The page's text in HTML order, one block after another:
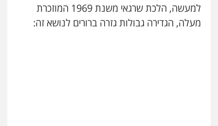
למעשה, הלכת שרגאי משנת 1969 המוזכרת
מעלה, הגדירה גבולות גזרה ברורים לנושא זה: